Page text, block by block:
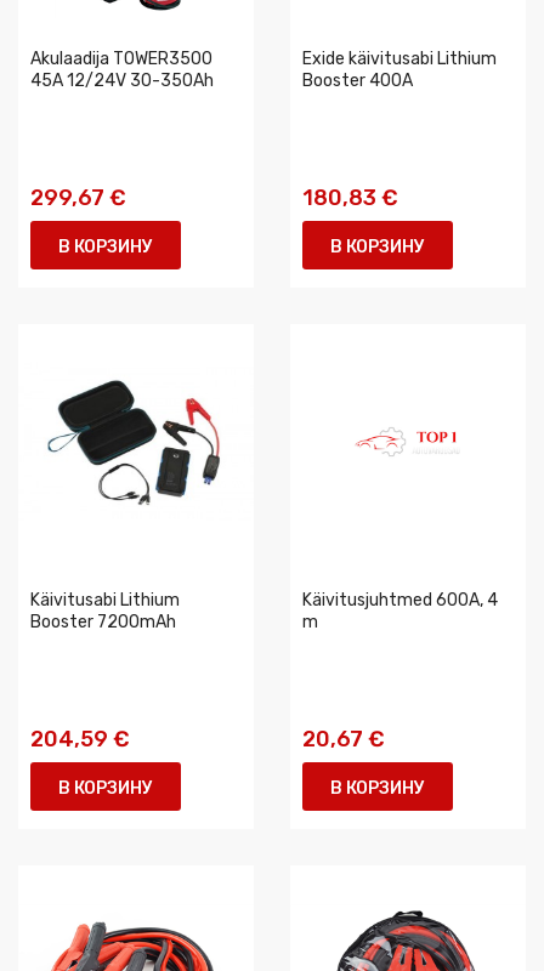
Akulaadija TOWER3500
45A 12/24V 30-350Ah
299,67 €
В КОРЗИНУ
Exide käivitusabi Lithium
Booster 400A
180,83 €
В КОРЗИНУ
Käivitusabi Lithium
Booster 7200mAh
204,59 €
В КОРЗИНУ
Käivitusjuhtmed 600A, 4
m
20,67 €
В КОРЗИНУ